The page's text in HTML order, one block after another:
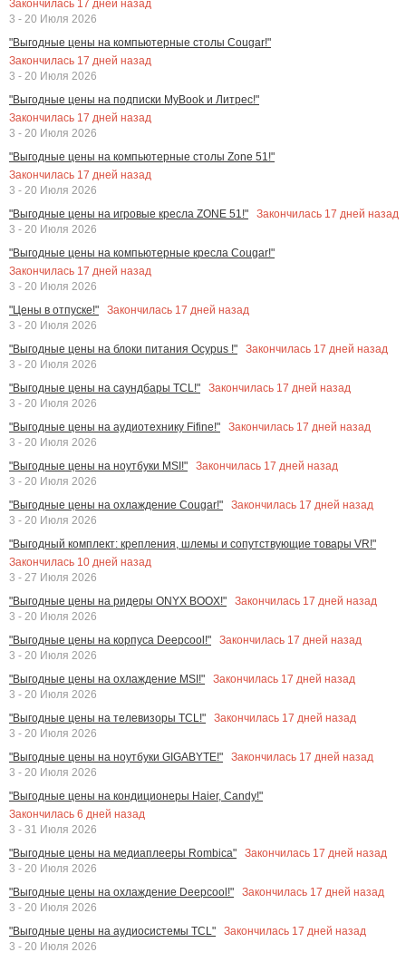
Закончилась 17 дней назад
3 - 20 Июля 2026
"Выгодные цены на компьютерные столы Cougar!"
Закончилась 17 дней назад
3 - 20 Июля 2026
"Выгодные цены на подписки MyBook и Литрес!"
Закончилась 17 дней назад
3 - 20 Июля 2026
"Выгодные цены на компьютерные столы Zone 51!"
Закончилась 17 дней назад
3 - 20 Июля 2026
"Выгодные цены на игровые кресла ZONE 51!"
Закончилась 17 дней назад
3 - 20 Июля 2026
"Выгодные цены на компьютерные кресла Cougar!"
Закончилась 17 дней назад
3 - 20 Июля 2026
"Цены в отпуске!"
Закончилась 17 дней назад
3 - 20 Июля 2026
"Выгодные цены на блоки питания Ocypus !"
Закончилась 17 дней назад
3 - 20 Июля 2026
"Выгодные цены на саундбары TCL!"
Закончилась 17 дней назад
3 - 20 Июля 2026
"Выгодные цены на аудиотехнику Fifine!"
Закончилась 17 дней назад
3 - 20 Июля 2026
"Выгодные цены на ноутбуки MSI!"
Закончилась 17 дней назад
3 - 20 Июля 2026
"Выгодные цены на охлаждение Cougar!"
Закончилась 17 дней назад
3 - 20 Июля 2026
"Выгодный комплект: крепления, шлемы и сопутствующие товары VR!"
Закончилась 10 дней назад
3 - 27 Июля 2026
"Выгодные цены на ридеры ONYX BOOX!"
Закончилась 17 дней назад
3 - 20 Июля 2026
"Выгодные цены на корпуса Deepcool!"
Закончилась 17 дней назад
3 - 20 Июля 2026
"Выгодные цены на охлаждение MSI!"
Закончилась 17 дней назад
3 - 20 Июля 2026
"Выгодные цены на телевизоры TCL!"
Закончилась 17 дней назад
3 - 20 Июля 2026
"Выгодные цены на ноутбуки GIGABYTE!"
Закончилась 17 дней назад
3 - 20 Июля 2026
"Выгодные цены на кондиционеры Haier, Candy!"
Закончилась 6 дней назад
3 - 31 Июля 2026
"Выгодные цены на медиаплееры Rombica"
Закончилась 17 дней назад
3 - 20 Июля 2026
"Выгодные цены на охлаждение Deepcool!"
Закончилась 17 дней назад
3 - 20 Июля 2026
"Выгодные цены на аудиосистемы TCL"
Закончилась 17 дней назад
3 - 20 Июля 2026